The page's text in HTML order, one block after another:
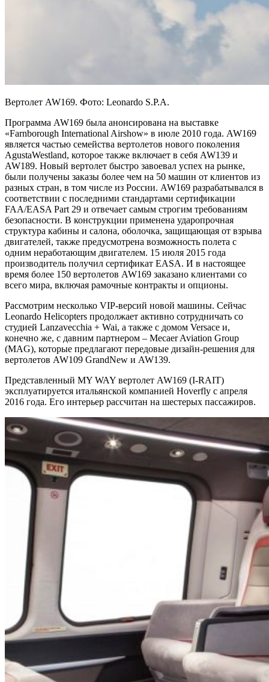
Вертолет AW169. Фото: Leonardo S.P.A.
Программа AW169 была анонсирована на выставке
«Farnborough International Airshow» в июле 2010 года. AW169
является частью семейства вертолетов нового поколения
AgustaWestland, которое также включает в себя AW139 и
AW189. Новый вертолет быстро завоевал успех на рынке,
были получены заказы более чем на 50 машин от клиентов из
разных стран, в том числе из России. AW169 разрабатывался в
соответствии с последними стандартами сертификации
FAA/EASA Part 29 и отвечает самым строгим требованиям
безопасности. В конструкции применена ударопрочная
структура кабины и салона, оболочка, защищающая от взрыва
двигателей, также предусмотрена возможность полета с
одним неработающим двигателем. 15 июля 2015 года
производитель получил сертификат EASA. И в настоящее
время более 150 вертолетов AW169 заказано клиентами со
всего мира, включая рамочные контракты и опционы.
Рассмотрим несколько VIP-версий новой машины. Сейчас
Leonardo Helicopters продолжает активно сотрудничать со
студией Lanzavecchia + Wai, а также с домом Versace и,
конечно же, с давним партнером – Mecaer Aviation Group
(MAG), которые предлагают передовые дизайн-решения для
вертолетов AW109 GrandNew и AW139.
Представленный MY WAY вертолет AW169 (I-RAIT)
эксплуатируется итальянской компанией Hoverfly с апреля
2016 года. Его интерьер рассчитан на шестерых пассажиров.